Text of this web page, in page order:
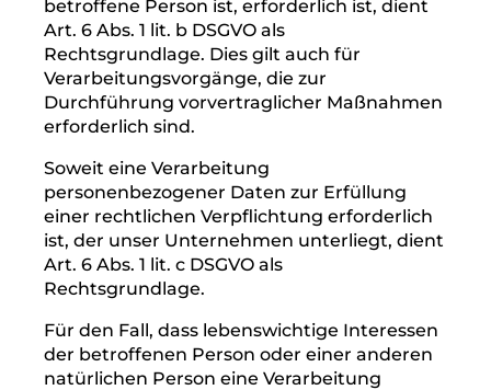
die Verarbeitung der Daten durch
gesetzliche Vorschriften gestattet ist.
2. Rechtsgrundlage für die Verarbeitung
personenbezogener Daten
Soweit wir für Verarbeitungsvorgänge
der betroffenen Person einholen, dient Art. 6
Abs. 1 lit. a EU-
Datenschutzgrundverordnung (DSGVO) als
Rechtsgrundlage.
Bei der Verarbeitung von
personenbezogenen Daten, die zur Erfüllung
eines Vertrages, dessen Vertragspartei die
betroffene Person ist, erforderlich ist, dient
Art. 6 Abs. 1 lit. b DSGVO als